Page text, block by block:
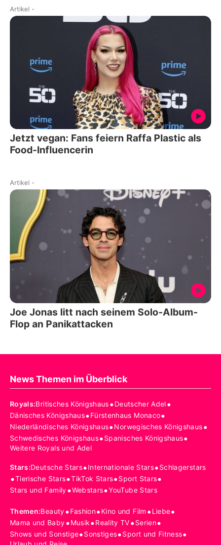
Artikel -
Jetzt vegan: Fans feiern Raffa Plastic als
Food-Influencerin
Artikel -
Joe Jonas litt nach seinem Solo-Album-
Flop an Panikattacken
News Themen im Überblick
Royals:Britisches Königshaus•Deutscher Adel•
Dänisches Königshaus•Fürstenhaus Monaco•
Niederländisches Königshaus•Norwegisches Königshaus•
Schwedisches Königshaus•Spanisches Königshaus•
Weitere Royals und Adel
Stars:Deutsche Stars•Internationale Stars•Schlagerstars
•Tierische Stars•TikTok Stars•Sport Stars•
Stars und Family•Webstars•YouTube Stars
Themen:Beauty•Fashion•Kino und Film •Liebe•
Mama und Baby•Musik•Reality TV•Serien•
Shows und Sonstige•Sonstiges•Sport und Fitness•